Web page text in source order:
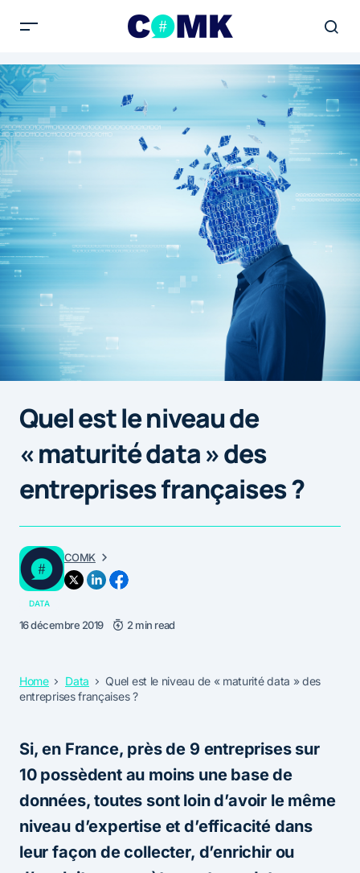
Quel est le niveau de
« maturité data » des
entreprises françaises ?
COMK
DATA
16 décembre 2019 2 min read
Home Data
Quel est le niveau de « maturité data » des
entreprises françaises ?
Si, en France, près de 9 entreprises sur
10 possèdent au moins une base de
données, toutes sont loin d’avoir le même
niveau d’expertise et d’efficacité dans
leur façon de collecter, d’enrichir ou